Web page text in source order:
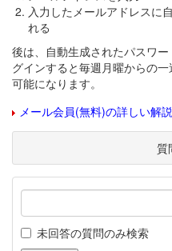
入力したメールアドレスに
れる
後は、自動生成されたパスワ
グインすると毎週月曜からの
可能になります。
メール会員(無料)の詳しい解
質
未回答の質問のみ検索